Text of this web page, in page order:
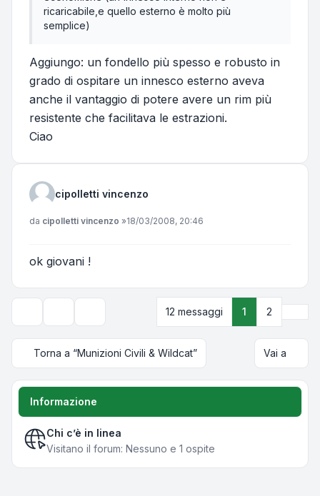
ricaricabile,e quello esterno è molto più
semplice)
Aggiungo: un fondello più spesso e robusto in
grado di ospitare un innesco esterno aveva
anche il vantaggio di potere avere un rim più
resistente che facilitava le estrazioni.
Ciao
cipolletti vincenzo
Messaggio
da cipolletti vincenzo »18/03/2008, 20:46
ok giovani !
Opzioni di visualizzazione e ordinamento
12 messaggi 1 2
Torna a “Munizioni Civili & Wildcat” Vai a
Informazione
Chi c’è in linea
Visitano il forum: Nessuno e 1 ospite